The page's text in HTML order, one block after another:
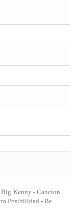
Kenny - Cancion
Posibilidad - Be